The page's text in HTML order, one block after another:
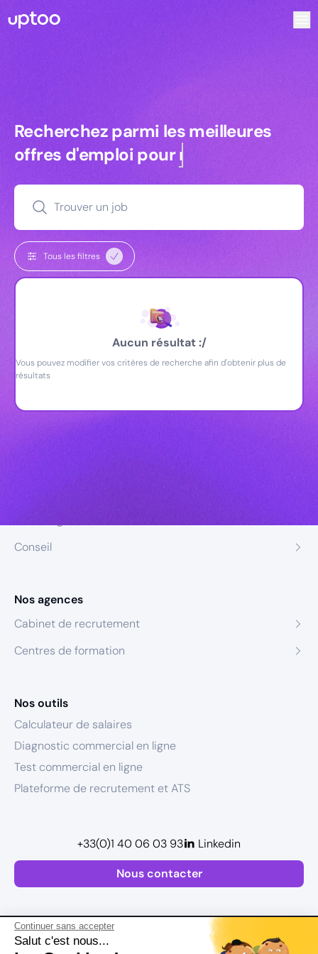
Continuer sans accepter
Salut c'est nous...
Recherchez parmi les meilleures
Recherchez parmi les meilleures
offres d'emploi pourmanagers
Trouver un job
Tous les filtres
Aucun résultat :/
Vous pouvez modifier vos critères de recherche afin d'obtenir plus de
résultats
Conseil
Nos agences
Cabinet de recrutement
Centres de formation
Nos outils
Calculateur de salaires
Diagnostic commercial en ligne
Test commercial en ligne
Plateforme de recrutement et ATS
Nous contacter
+33(0)1 40 06 03 93 Linkedin